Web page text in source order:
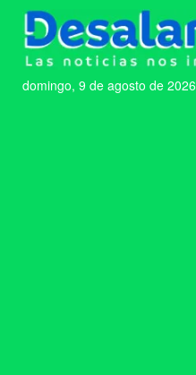
domingo, 9 de agosto de 2026